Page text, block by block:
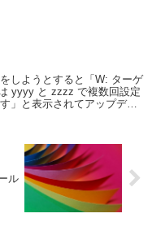
しようとすると「W: ターゲ
yyyy と zzzz で複数回設定
」と表示されてアップデー
ル